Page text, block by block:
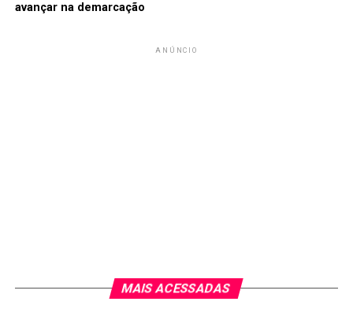
avançar na demarcação
ANÚNCIO
MAIS ACESSADAS